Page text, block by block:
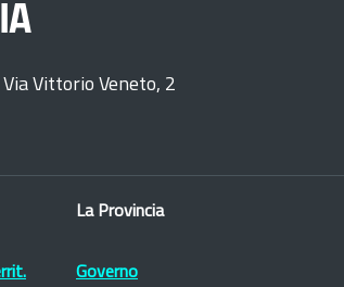
Vittorio Veneto, 2
La Provincia
Governo